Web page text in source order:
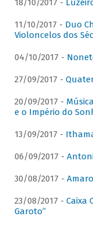
18/10/2017 -
11/10/2017 - Duo
Violoncelos dos
04/10/2017 -
27/09/2017 -
20/09/2017 -
e o Império do
13/09/2017 -
06/09/2017 -
30/08/2017 -
23/08/2017 - Caixa
Garoto”